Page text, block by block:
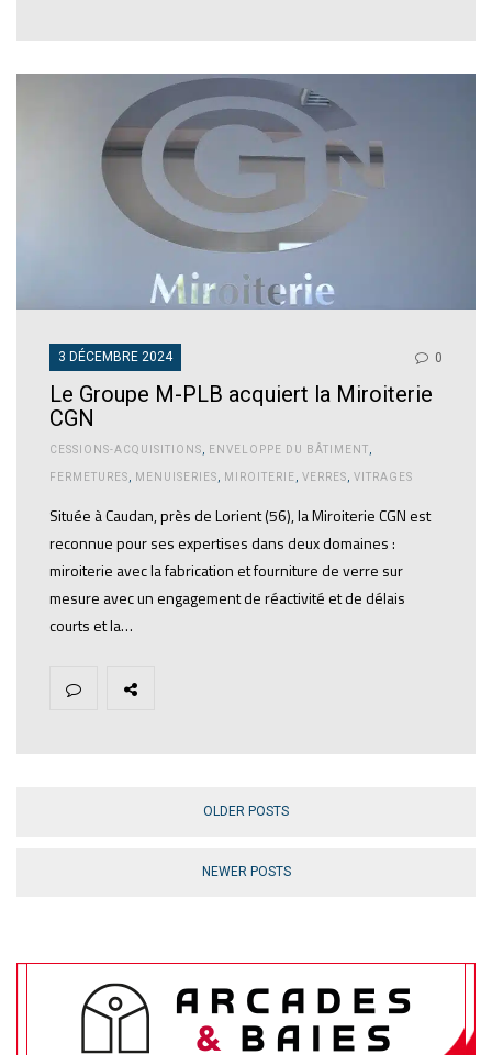
3 DÉCEMBRE 2024 0
Le Groupe M-PLB acquiert la Miroiterie
CGN
CESSIONS-ACQUISITIONS ENVELOPPE DU BÂTIMENT
FERMETURES MENUISERIES MIROITERIE VERRES VITRAGES
Située à Caudan, près de Lorient (56), la Miroiterie CGN est
reconnue pour ses expertises dans deux domaines :
miroiterie avec la fabrication et fourniture de verre sur
mesure avec un engagement de réactivité et de délais
courts et la…
OLDER POSTS
NEWER POSTS